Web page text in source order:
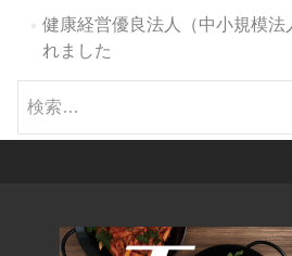
健康経営優良法人（中小規模法
れました
索: